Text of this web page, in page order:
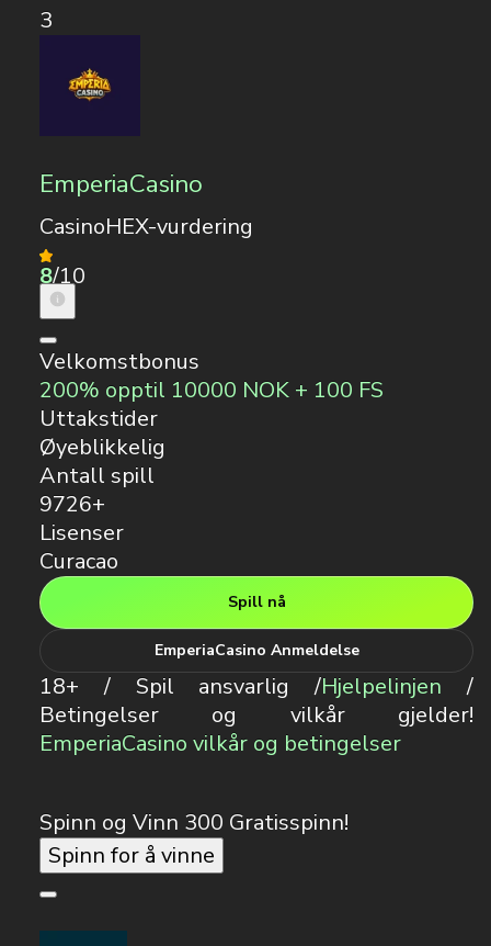
3
EmperiaCasino
CasinoHEX-vurdering
8/10
Velkomstbonus
200% opptil 10000 NOK + 100 FS
Uttakstider
Øyeblikkelig
Antall spill
9726+
Lisenser
Curacao
Spill nå
EmperiaCasino Anmeldelse
18+ / Spil ansvarlig /Hjelpelinjen /
Betingelser og vilkår gjelder!
EmperiaCasino vilkår og betingelser
Spinn og Vinn 300 Gratisspinn!
Spinn for å vinne